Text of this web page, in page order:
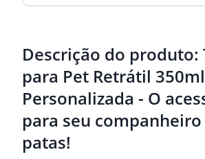
Descrição do produto:
para Pet Retrátil 350ml
Personalizada - O
para seu
patas!